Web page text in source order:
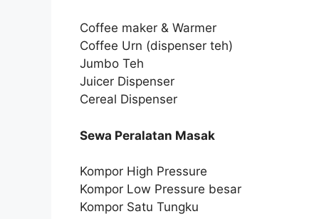
Coffee maker & Warmer
Coffee Urn (dispenser teh)
Jumbo Teh
Juicer Dispenser
Cereal Dispenser
Sewa Peralatan Masak
Kompor High Pressure
Kompor Low Pressure besar
Kompor Satu Tungku